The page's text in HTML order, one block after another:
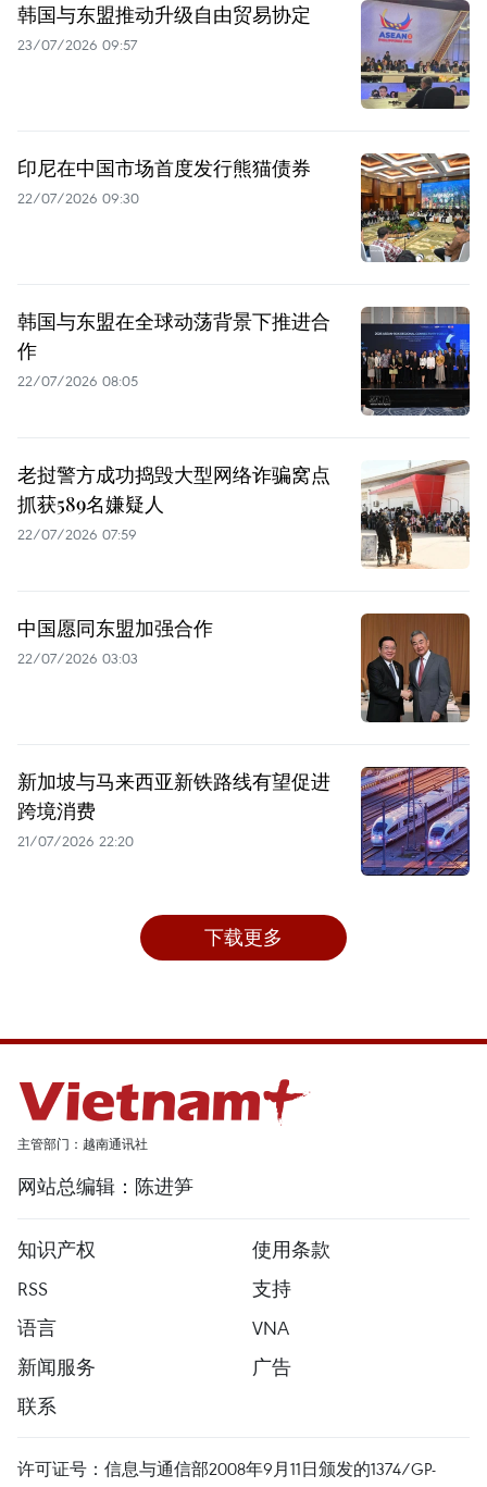
韩国与东盟推动升级自由贸易协定
23/07/2026 09:57
印尼在中国市场首度发行熊猫债券
22/07/2026 09:30
韩国与东盟在全球动荡背景下推进合
作
22/07/2026 08:05
老挝警方成功捣毁大型网络诈骗窝点
抓获589名嫌疑人
22/07/2026 07:59
中国愿同东盟加强合作
22/07/2026 03:03
新加坡与马来西亚新铁路线有望促进
跨境消费
21/07/2026 22:20
下载更多
主管部门：越南通讯社
网站总编辑：陈进笋
知识产权
使用条款
RSS
支持
语言
VNA
新闻服务
广告
联系
许可证号：信息与通信部2008年9月11日颁发的1374/GP-